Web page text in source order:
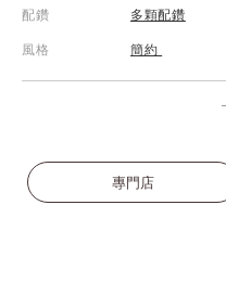
配鑽 多顆配鑽
風格 簡約
專門店